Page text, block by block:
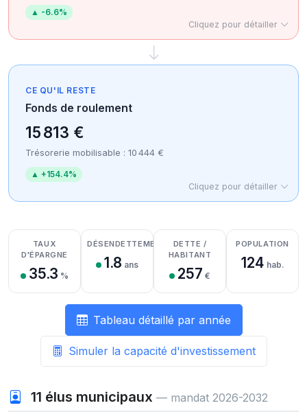
▲ -6.6%
Cliquez pour détailler
CE QU'IL RESTE
Fonds de roulement
15 813 €
Trésorerie mobilisable : 10 444 €
▲ +154.4%
Cliquez pour détailler
Détail des recettes
Détail des dépenses
Détail de la trésorerie
TAUX
D'ÉPARGNE
35.3 %
DÉSENDETTEMENT
1.8 ans
DETTE /
HABITANT
257 €
POPULATION
124 hab.
Tableau détaillé par année
Simuler la capacité d'investissement
11 élus municipaux — mandat 2026-2032